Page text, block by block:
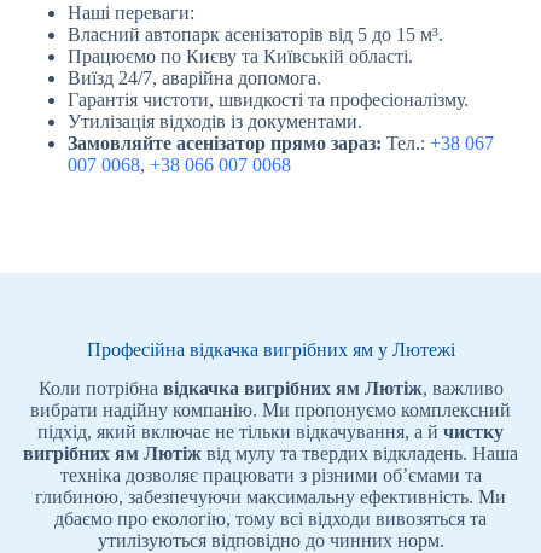
Наші переваги:
Власний автопарк асенізаторів від 5 до 15 м³.
Працюємо по Києву та Київській області.
Виїзд 24/7, аварійна допомога.
Гарантія чистоти, швидкості та професіоналізму.
Утилізація відходів із документами.
Замовляйте асенізатор прямо зараз: Тел.: +38 067
007 0068, +38 066 007 0068
Професійна відкачка вигрібних ям у Лютежі
Коли потрібна відкачка вигрібних ям Лютіж, важливо
вибрати надійну компанію. Ми пропонуємо комплексний
підхід, який включає не тільки відкачування, а й чистку
вигрібних ям Лютіж від мулу та твердих відкладень. Наша
техніка дозволяє працювати з різними об’ємами та
глибиною, забезпечуючи максимальну ефективність. Ми
дбаємо про екологію, тому всі відходи вивозяться та
утилізуються відповідно до чинних норм.